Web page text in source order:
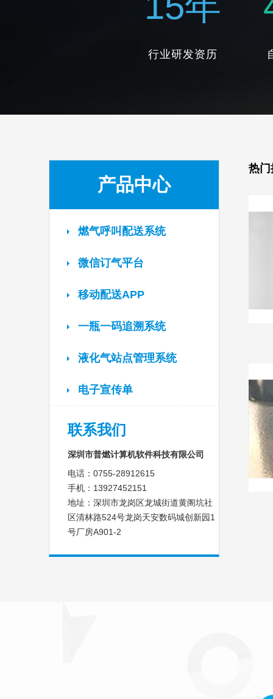
行业研发资历
产品中心
燃气呼叫配送系统
微信订气平台
移动配送APP
一瓶一码追溯系统
液化气站点管理系统
电子宣传单
联系我们
深圳市普燃计算机软件科技有限公司
电话：0755-28912615
手机：13927452151
地址：深圳市龙岗区龙城街道黄阁坑社
区清林路524号龙岗天安数码城创新园1
号厂房A901-2
热门